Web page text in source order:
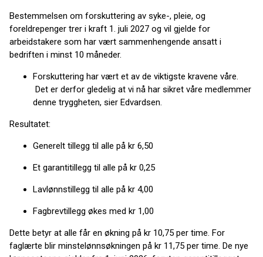
Bestemmelsen om forskuttering av syke-, pleie, og
foreldrepenger trer i kraft 1. juli 2027 og vil gjelde for
arbeidstakere som har vært sammenhengende ansatt i
bedriften i minst 10 måneder.
Forskuttering har vært et av de viktigste kravene våre.
Det er derfor gledelig at vi nå har sikret våre medlemmer
denne tryggheten, sier Edvardsen.
Resultatet:
Generelt tillegg til alle på kr 6,50
Et garantitillegg til alle på kr 0,25
Lavlønnstillegg til alle på kr 4,00
Fagbrevtillegg økes med kr 1,00
Dette betyr at alle får en økning på kr 10,75 per time. For
faglærte blir minstelønnsøkningen på kr 11,75 per time. De nye